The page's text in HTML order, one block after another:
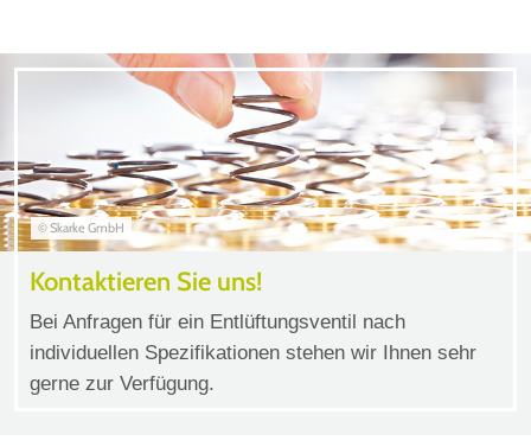
© Skarke GmbH
Kontaktieren Sie uns!
Bei Anfragen für ein Entlüftungsventil nach
individuellen Spezifikationen stehen wir Ihnen sehr
gerne zur Verfügung.